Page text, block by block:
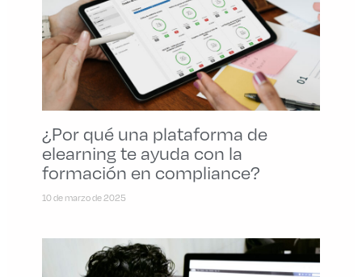
¿Por qué una plataforma de
elearning te ayuda con la
formación en compliance?
10 de marzo de 2025